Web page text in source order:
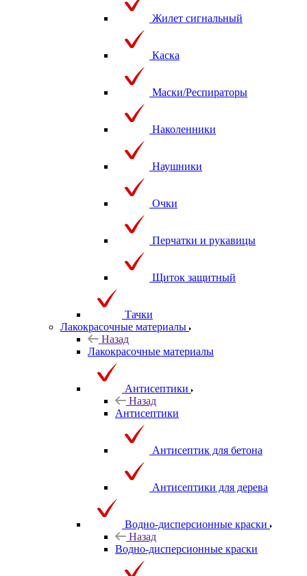
Жилет сигнальный
Каска
Маски/Респираторы
Наколенники
Наушники
Очки
Перчатки и рукавицы
Щиток защитный
Тачки
Лакокрасочные материалы
Назад
Лакокрасочные материалы
Антисептики
Назад
Антисептики
Антисептик для бетона
Антисептики для дерева
Водно-дисперсионные краски
Назад
Водно-дисперсионные краски